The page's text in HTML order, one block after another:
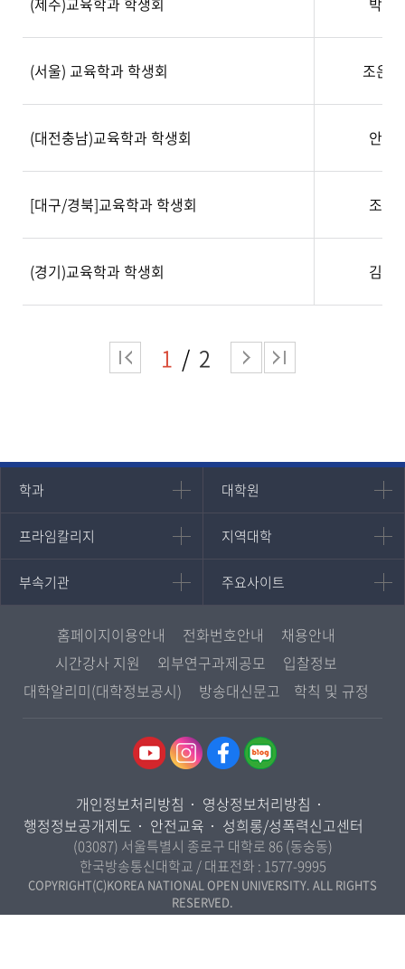
(서울) 교육학과 학생회 조은
(대전충남)교육학과 학생회 안광
[대구/경북]교육학과 학생회 조해
(경기)교육학과 학생회 김미
1 2
학과
인문과학대학
국어국문학과
영어영문학과
일본학과
사회과학대학
무역학과
미디어영상학과
도시콘텐츠·관광학과
사회복지연계전공
대학원
대학원
대학원
경영대학원
프라임칼리지
프라임칼리지
학사학위과정
평생교육과정
지역대학
지역대학
지역대학 포털
서울지역대학
대구경북지역대학
인천지역대학
광주전남지역대학
울산지역대학
경기지역대학
강원지역대학
충북지역대학
전북지역대학
경남지역대학
제주지역대학
부속기관
부속기관
중앙도서관
원격교육혁신연구원
종합교육연수원
교양교육원
국제협력단
산학협력단
주요사이트
주요사이트
멘토링
진로심리상담
교육정보화본부
국립대학육성사업
홈페이지이용안내 전화번호안내
채용안내
시간강사 지원
외부연구과제공모
입찰정보
대학알리미(대학정보공시)
방송대신문고 학칙 및 규정
개인정보처리방침
영상정보처리방침
행정정보공개제도
안전교육 성희롱/성폭력신고센터
(03087) 서울특별시 종로구 대학로 86 (동숭동)
한국방송통신대학교 / 대표전화 : 1577-9995
COPYRIGHT(C)KOREA NATIONAL OPEN UNIVERSITY. ALL RIGHTS
RESERVED.